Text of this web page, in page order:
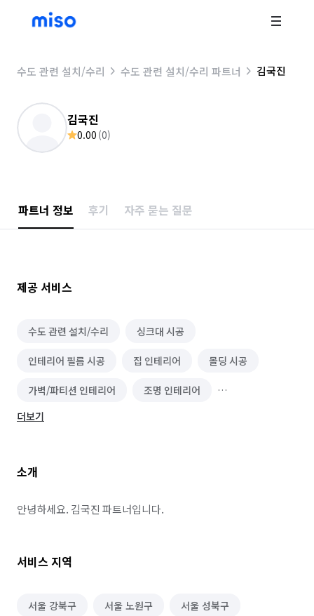
수도 관련 설치/수리 수도 관련 설치/수리 파트너 김국진
김국진
0.00 (0)
파트너 정보 후기 자주 묻는 질문
제공 서비스
수도 관련 설치/수리 싱크대 시공
인테리어 필름 시공 집 인테리어 몰딩 시공
가벽/파티션 인테리어 조명 인테리어
상업공간 인테리어
단열/결로 시공
건물 내부/외부 청소 이사청소/입주청소
건물 관리(종합/시설/행정/경비)
더보기
소개
안녕하세요. 김국진 파트너입니다.
서비스 지역
서울 강북구 서울 노원구 서울 성북구